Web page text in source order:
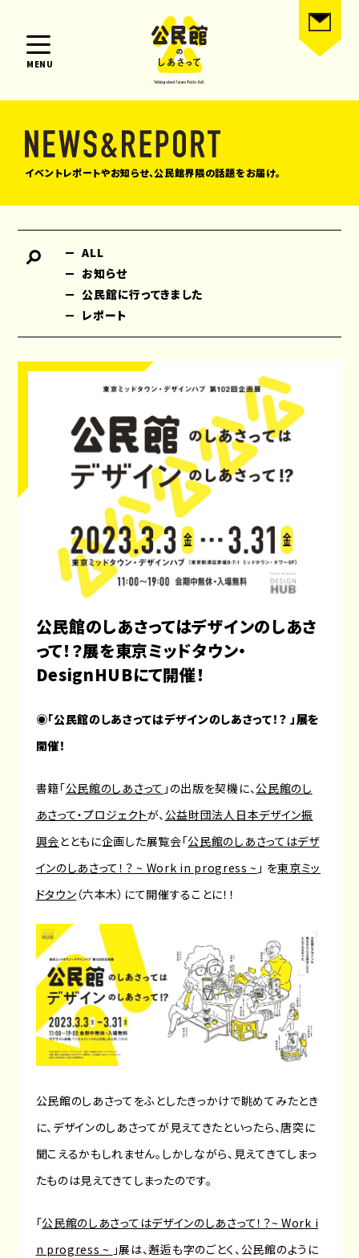
MENU
イベントレポートやお知らせ、公民館界隈の話題をお届け。
ALL
お知らせ
公民館に行ってきました
レポート
公民館のしあさってはデザインのしあさ
って！？展を東京ミッドタウン・
DesignHUBにて開催！
◉「公民館のしあさってはデザインのしあさって！？ 」展を
開催！
書籍「公民館のしあさって 」の出版を契機に、公民館のし
あさって・プロジェクトが、 公益財団法人日本デザイン振
興会とともに企画した展覧会「公民館のしあさってはデザ
インのしあさって！？ ~ Work in progress ~ 」 を東京ミッ
ドタウン （六本木）にて開催することに！！
公民館のしあさってをふとしたきっかけで眺めてみたとき
に、デザインのしあさってが見えてきたといったら、唐突に
聞こえるかもしれません。しかしながら、見えてきてしまっ
たものは見えてきてしまったのです。
「公民館のしあさってはデザインのしあさって！？~ Work i
n progress ~ 」展は、邂逅も字のごとく、公民館のように